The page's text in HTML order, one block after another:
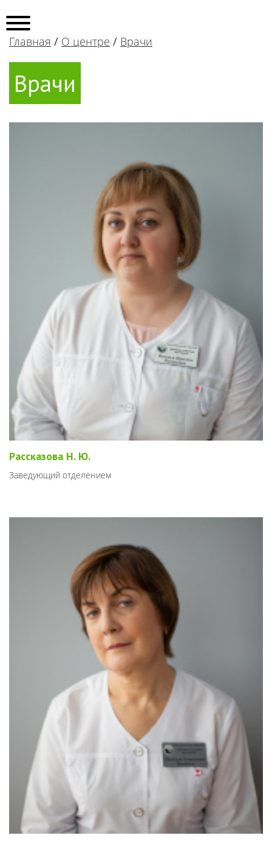
Главная / О центре / Врачи
Врачи
Рассказова Н. Ю.
Заведующий отделением